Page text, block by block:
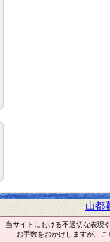
山都
当サイトにおける不適切な表現
お手数をおかけしますが、こ